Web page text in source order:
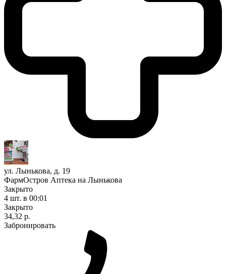
ул. Лынькова, д. 19
ФармОстров Аптека на Лынькова
Закрыто
4 шт. в 00:01
Закрыто
34,32 р.
Забронировать